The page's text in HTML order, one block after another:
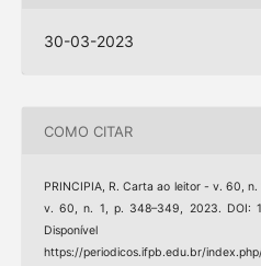
30-03-2023
COMO CITAR
PRINCIPIA, R. Carta ao leitor - v. 60, n.
v. 60, n. 1, p. 348–349, 2023. DOI:
https://periodicos.ifpb.edu.br/